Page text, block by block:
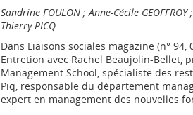
Sandrine FOULON;Anne-Cécile GEOFFROY;
Thierry PICQ
Dans Liaisons sociales magazine (n° 94,
Entretion avec Rachel Beaujolin-Bellet,
Management School, spécialiste des
Piq, responsable du département
expert en management des nouvelles